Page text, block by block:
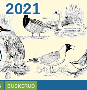
BUSKERUD